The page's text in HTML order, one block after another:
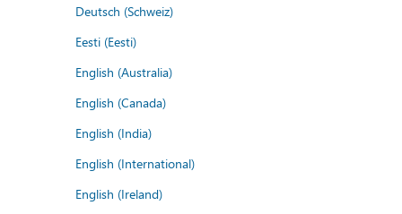
Deutsch (Schweiz)
Eesti (Eesti)
English (Australia)
English (Canada)
English (India)
English (International)
English (Ireland)